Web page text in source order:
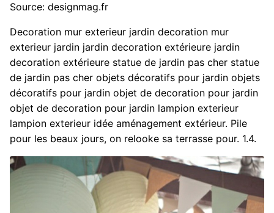
Source: designmag.fr
Decoration mur exterieur jardin decoration mur
exterieur jardin jardin decoration extérieure jardin
decoration extérieure statue de jardin pas cher statue
de jardin pas cher objets décoratifs pour jardin objets
décoratifs pour jardin objet de decoration pour jardin
objet de decoration pour jardin lampion exterieur
lampion exterieur idée aménagement extérieur. Pile
pour les beaux jours, on relooke sa terrasse pour. 1.4.